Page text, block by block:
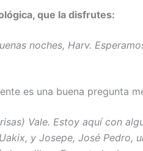
que la disfrutes:
noches, Harv.
es una buena pregunta
Vale. Estoy aquí con
y Josepe, José Pedro,